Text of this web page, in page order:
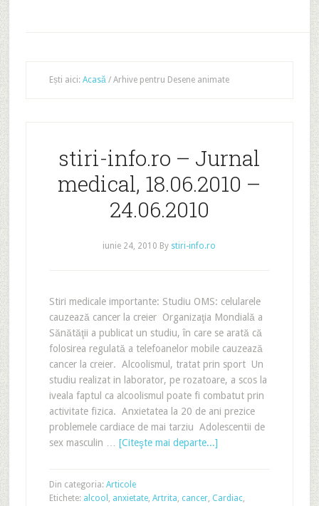
Ești aici: Acasă /Arhive pentru Desene animate
stiri-info.ro – Jurnal
medical, 18.06.2010 –
24.06.2010
iunie 24, 2010 By stiri-info.ro
Stiri medicale importante: Studiu OMS: celularele
cauzează cancer la creier Organizaţia Mondială a
Sănătăţii a publicat un studiu, în care se arată că
folosirea regulată a telefoanelor mobile cauzează
cancer la creier. Alcoolismul, tratat prin sport Un
studiu realizat in laborator, pe rozatoare, a scos la
iveala faptul ca alcoolismul poate fi combatut prin
activitate fizica. Anxietatea la 20 de ani prezice
problemele cardiace de mai tarziu Adolescentii de
sex masculin … [Citeşte mai departe...]
Din categoria: Articole
Etichete: alcool , anxietate, Artrita, cancer, Cardiac,